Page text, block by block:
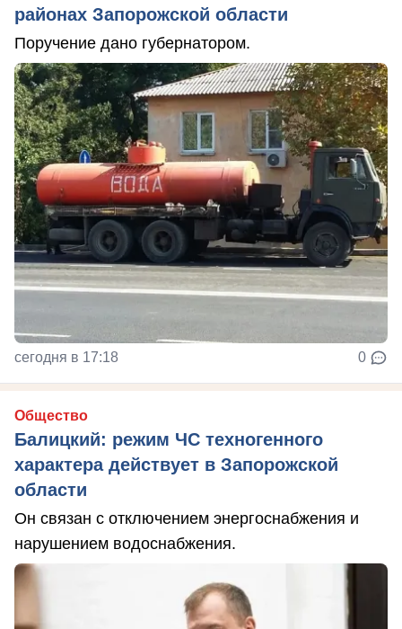
районах Запорожской области
Поручение дано губернатором.
сегодня в 17:18 0
Общество
Балицкий: режим ЧС техногенного
характера действует в Запорожской
области
Он связан с отключением энергоснабжения и
нарушением водоснабжения.